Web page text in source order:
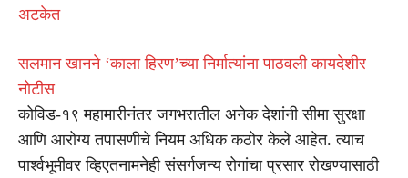
अटकेत
सलमान खानने ‘काला हिरण’च्या निर्मात्यांना पाठवली कायदेशीर
नोटीस
कोविड-१९ महामारीनंतर जगभरातील अनेक देशांनी सीमा सुरक्षा
आणि आरोग्य तपासणीचे नियम अधिक कठोर केले आहेत. त्याच
पार्श्वभूमीवर व्हिएतनामनेही संसर्गजन्य रोगांचा प्रसार रोखण्यासाठी